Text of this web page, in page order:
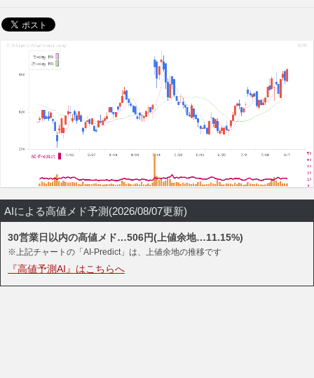
AIによる高値メド予測(2026/08/07更新)
30営業日以内の高値メド…506円(上値余地…11.15%)
※上記チャートの「AI-Predict」は、上値余地の推移です
『高値予測AI』はこちらへ